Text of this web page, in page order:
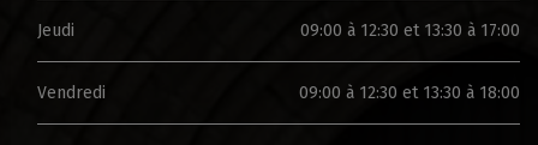
Jeudi 09:00 à 12:30 et 13:30 à 17:00
Vendredi 09:00 à 12:30 et 13:30 à 18:00